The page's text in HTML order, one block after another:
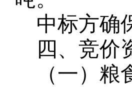
中标方确
四、竞价
（一）